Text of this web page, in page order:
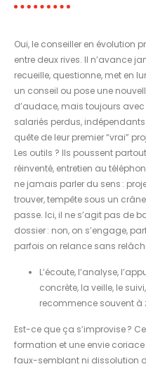
Oui, le conseiller en évolution
entre deux rives. Il n’avance
recueille, questionne, met en
un conseil ou pose une
d’audace, mais toujours
salariés perdus,
quête de leur premier “vrai”
Les outils ? Ils poussent
réinventé, entretien au
ne jamais parler du sens :
trouver, tempête sous un
passe. Ici, il ne s’agit pas de
dossier : non, on s’engage,
parfois on relance sans
L’écoute, l’analyse,
concrète, la veille, le
recommence souvent à
Est-ce que ça s’improvise ?
formation et une envie
faux-semblant ni dissolution